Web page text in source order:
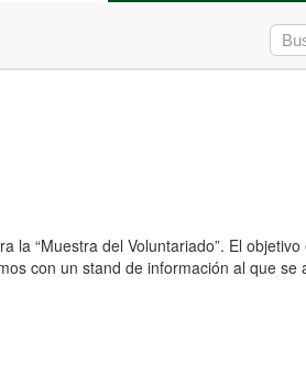
“Muestra del Voluntariado”. El
con un stand de información al que